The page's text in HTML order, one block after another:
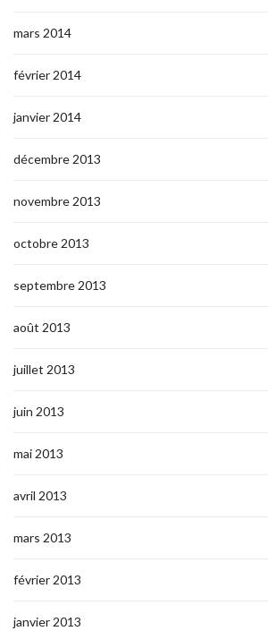
mars 2014
février 2014
janvier 2014
décembre 2013
novembre 2013
octobre 2013
septembre 2013
août 2013
juillet 2013
juin 2013
mai 2013
avril 2013
mars 2013
février 2013
janvier 2013